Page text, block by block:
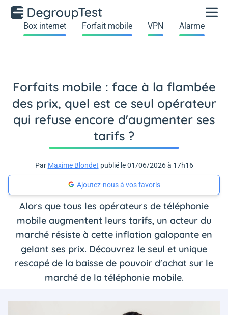
Box internet Forfait mobile VPN Alarme
Forfaits mobile : face à la flambée
des prix, quel est ce seul opérateur
qui refuse encore d'augmenter ses
tarifs ?
Par Maxime Blondet publié le 01/06/2026 à 17h16
Ajoutez-nous à vos favoris
Alors que tous les opérateurs de téléphonie
mobile augmentent leurs tarifs, un acteur du
marché résiste à cette inflation galopante en
gelant ses prix. Découvrez le seul et unique
rescapé de la baisse de pouvoir d'achat sur le
marché de la téléphonie mobile.